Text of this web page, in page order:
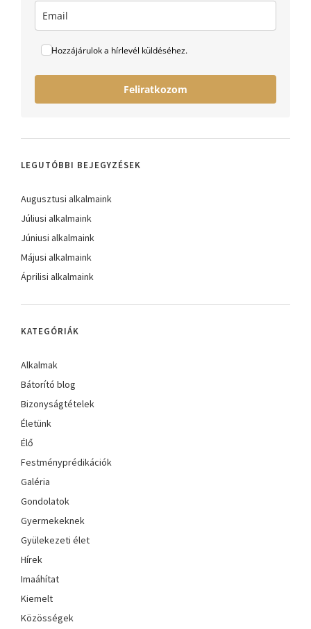
Hozzájárulok a hírlevél küldéséhez.
Feliratkozom
LEGUTÓBBI BEJEGYZÉSEK
Augusztusi alkalmaink
Júliusi alkalmaink
Júniusi alkalmaink
Májusi alkalmaink
Áprilisi alkalmaink
KATEGÓRIÁK
Alkalmak
Bátorító blog
Bizonyságtételek
Életünk
Élő
Festményprédikációk
Galéria
Gondolatok
Gyermekeknek
Gyülekezeti élet
Hírek
Imaáhítat
Kiemelt
Közösségek